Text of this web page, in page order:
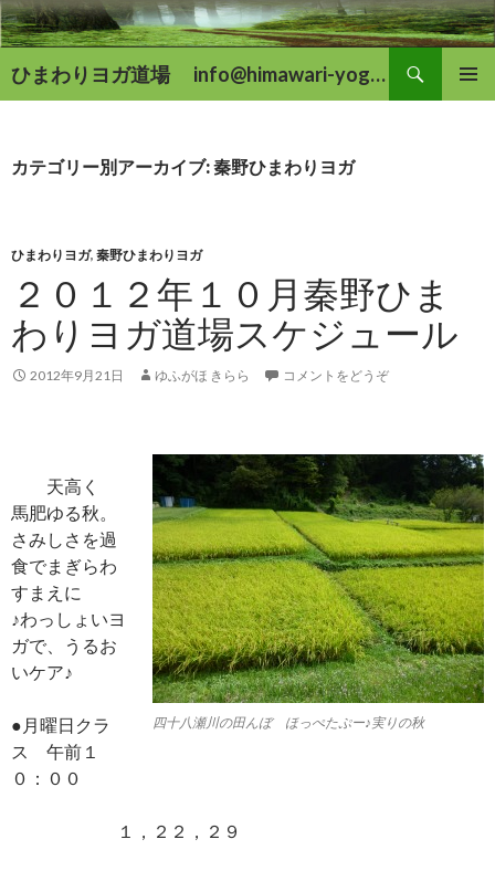
ひまわりヨガ道場 info@himawari-yoga.com
索
ン
動
カテゴリー別アーカイブ: 秦野ひまわりヨガ
ひまわりヨガ, 秦野ひまわりヨガ
２０１２年１０月秦野ひま
わりヨガ道場スケジュール
2012年9月21日 ゆふがほ きらら コメントをどうぞ
四十八瀬川の田んぼ ほっぺたぷー♪実りの秋
天高く
馬肥ゆる秋。
さみしさを過
食でまぎらわ
すまえに
♪わっしょいヨ
ガで、うるお
いケア♪
●月曜日クラ
ス 午前１
０：００
１，２２，２９